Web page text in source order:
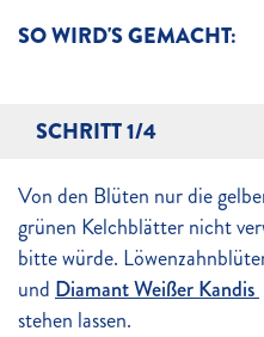
SO WIRD'S GEMACHT:
SCHRITT 1/4
Von den Blüten nur die
grünen Kelchblätter nicht
bitte würde.
und Diamant Weißer Kandis
stehen lassen.